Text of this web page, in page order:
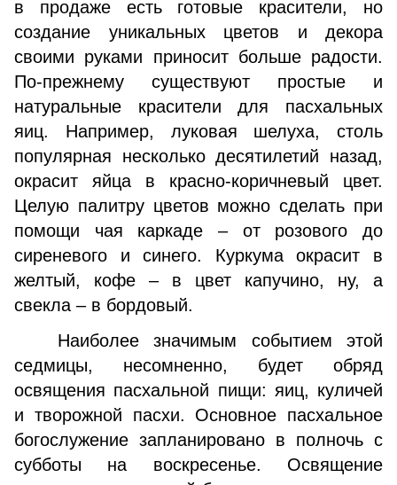
в продаже есть готовые красители, но
создание уникальных цветов и декора
своими руками приносит больше радости.
По-прежнему существуют простые и
натуральные красители для пасхальных
яиц. Например, луковая шелуха, столь
популярная несколько десятилетий назад,
окрасит яйца в красно-коричневый цвет.
Целую палитру цветов можно сделать при
помощи чая каркаде – от розового до
сиреневого и синего. Куркума окрасит в
желтый, кофе – в цвет капучино, ну, а
свекла – в бордовый.
Наиболее значимым событием этой
седмицы, несомненно, будет обряд
освящения пасхальной пищи: яиц, куличей
и творожной пасхи. Основное пасхальное
богослужение запланировано в полночь с
субботы на воскресенье. Освящение